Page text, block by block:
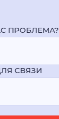
ПРОБЛЕМА?
СВЯЗИ